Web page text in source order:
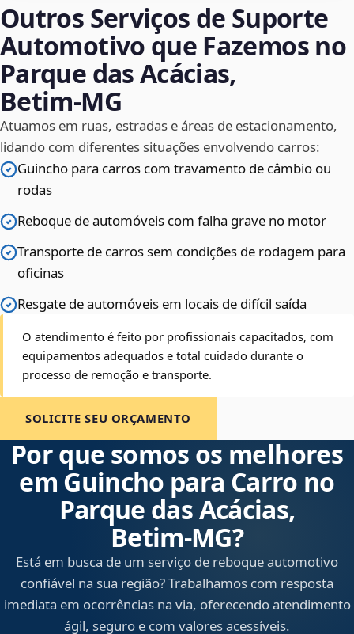
Outros Serviços de Suporte
Automotivo que Fazemos no
Parque das Acácias,
Betim‑MG
Atuamos em ruas, estradas e áreas de estacionamento,
lidando com diferentes situações envolvendo carros:
Guincho para carros com travamento de câmbio ou
rodas
Reboque de automóveis com falha grave no motor
Transporte de carros sem condições de rodagem para
oficinas
Resgate de automóveis em locais de difícil saída
O atendimento é feito por profissionais capacitados, com
equipamentos adequados e total cuidado durante o
processo de remoção e transporte.
SOLICITE SEU ORÇAMENTO
Por que somos os melhores
em Guincho para Carro no
Parque das Acácias,
Betim‑MG?
Está em busca de um serviço de reboque automotivo
confiável na sua região? Trabalhamos com resposta
imediata em ocorrências na via, oferecendo atendimento
ágil, seguro e com valores acessíveis.